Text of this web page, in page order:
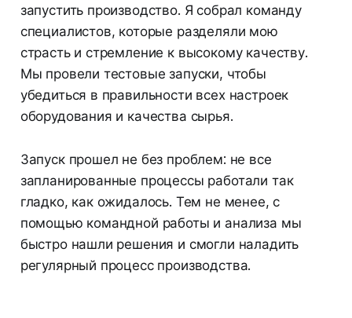
запустить производство. Я собрал команду
специалистов, которые разделяли мою
страсть и стремление к высокому качеству.
Мы провели тестовые запуски, чтобы
убедиться в правильности всех настроек
оборудования и качества сырья.
Запуск прошел не без проблем: не все
запланированные процессы работали так
гладко, как ожидалось. Тем не менее, с
помощью командной работы и анализа мы
быстро нашли решения и смогли наладить
регулярный процесс производства.